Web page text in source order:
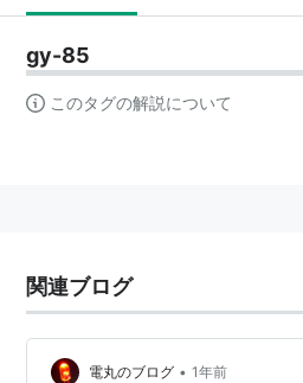
gy-85
このタグの解説について
関連ブログ
電丸のブログ • 1年前